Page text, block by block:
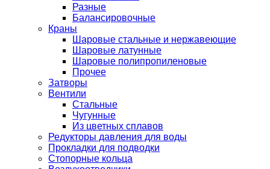
Разные
Балансировочные
Краны
Шаровые стальные и нержавеющие
Шаровые латунные
Шаровые полипропиленовые
Прочее
Затворы
Вентили
Стальные
Чугунные
Из цветных сплавов
Редукторы давления для воды
Прокладки для подводки
Стопорные кольца